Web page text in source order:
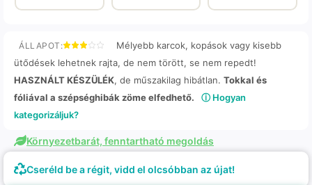
ÁLLAPOT:
Mélyebb karcok, kopások vagy kisebb
ütődések lehetnek rajta, de nem törött, se nem repedt!
HASZNÁLT KÉSZÜLÉK, de műszakilag hibátlan. Tokkal és
fóliával a szépséghibák zöme elfedhető.
ⓘ Hogyan
kategorizáljuk?
Környezetbarát, fenntartható megoldás
Cseréld be a régit, vidd el olcsóbban az újat!